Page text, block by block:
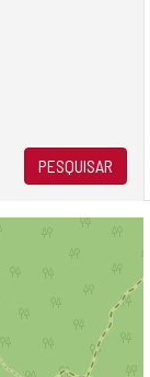
PESQUISAR